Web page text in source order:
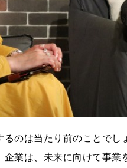
るのは当たり前のことで
業は、未来に向けて事